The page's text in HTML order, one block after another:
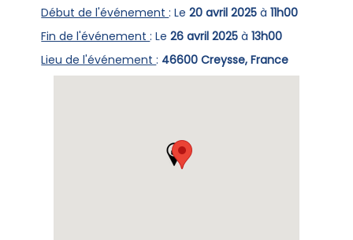
Début de l'événement: Le20 avril 2025 à11h00
Fin de l'événement: Le26 avril 2025 à13h00
Lieu de l'événement: 46600 Creysse, France